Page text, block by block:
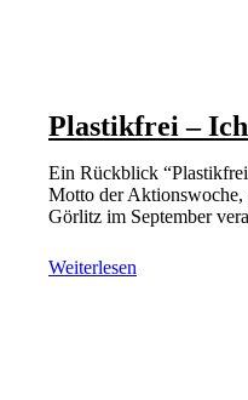
Plastikfrei –
Ein Rückblick
Motto der
Görlitz im September
Weiterlesen